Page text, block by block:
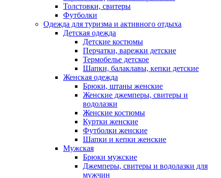
Толстовки, свитеры
Футболки
Одежда для туризма и активного отдыха
Детская одежда
Детские костюмы
Перчатки, варежки детские
Термобелье детское
Шапки, балаклавы, кепки детские
Женская одежда
Брюки, штаны женские
Женские джемперы, свитеры и
водолазки
Женские костюмы
Куртки женские
Футболки женские
Шапки и кепки женские
Мужская
Брюки мужские
Джемперы, свитеры и водолазки для
мужчин